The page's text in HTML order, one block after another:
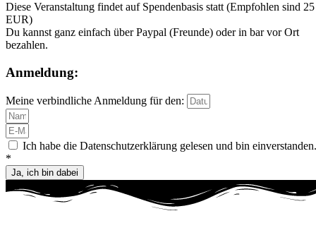
Diese Veranstaltung findet auf Spendenbasis statt (Empfohlen sind 25
EUR)
Du kannst ganz einfach über Paypal (Freunde) oder in bar vor Ort
bezahlen.
Anmeldung:
Meine verbindliche Anmeldung für den:
Ich habe die Datenschutzerklärung gelesen und bin einverstanden.
*
Ja, ich bin dabei